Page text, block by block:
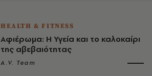
HEALTH & FITNESS
Αφιέρωμα: Η Υγεία και το καλοκαίρι
της αβεβαιότητας
A.V. Team